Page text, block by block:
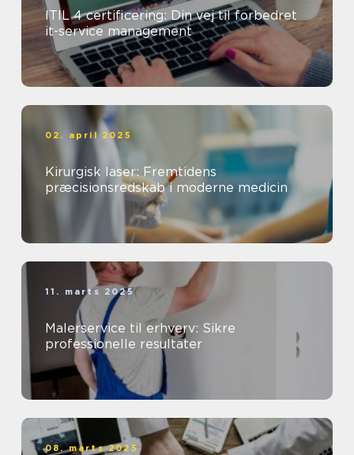
ITIL 4 certificering: Din vej til forbedret
it-service management
02. april 2025
Kirurgisk laser: Fremtidens
præcisionsredskab i moderne medicin
11. marts 2025
Malerservice til erhverv: Sikre
professionelle resultater
08. marts 2025